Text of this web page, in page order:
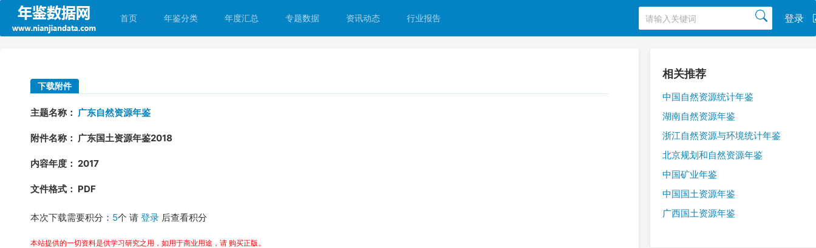
登录
首页 年鉴分类 年度汇总 专题数据 资讯动态 行业报告
下载附件
主题名称： 广东自然资源年鉴
附件名称： 广东国土资源年鉴2018
内容年度： 2017
文件格式： PDF
本次下载需要积分： 5个 请 登录 后查看积分
本站提供的一切资料是供学习研究之用，如用于商业用途，请 购买正版。
相关推荐
中国自然资源统计年鉴
湖南自然资源年鉴
浙江自然资源与环境统计年鉴
北京规划和自然资源年鉴
中国矿业年鉴
中国国土资源年鉴
广西国土资源年鉴